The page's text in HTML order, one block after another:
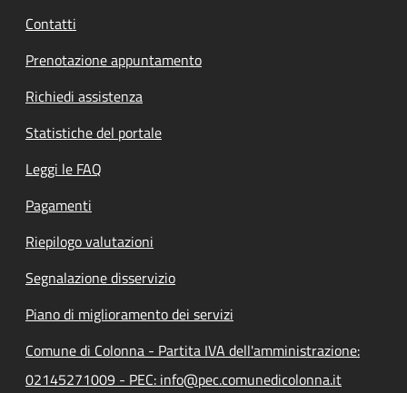
Contatti
Prenotazione appuntamento
Richiedi assistenza
Statistiche del portale
Leggi le FAQ
Pagamenti
Riepilogo valutazioni
Segnalazione disservizio
Piano di miglioramento dei servizi
Comune di Colonna - Partita IVA dell'amministrazione:
02145271009 - PEC: info@pec.comunedicolonna.it